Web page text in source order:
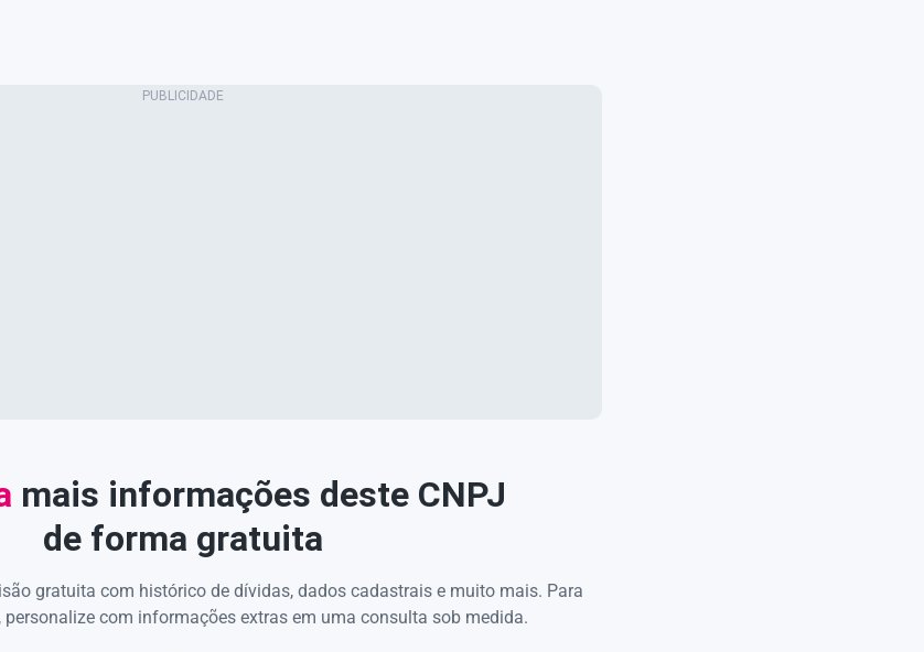
mais informações deste CNPJ
de forma gratuita
gratuita com histórico de dívidas, dados cadastrais e muito mais. Para
com informações extras em uma consulta sob medida.